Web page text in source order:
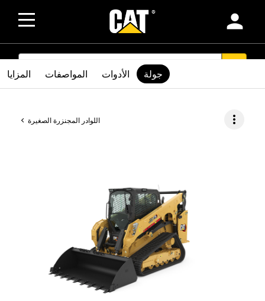
person
SEARCH
اللوادر المجنزرة الصغيرة more_vert
المزايا المواصفات الأدوات جولة